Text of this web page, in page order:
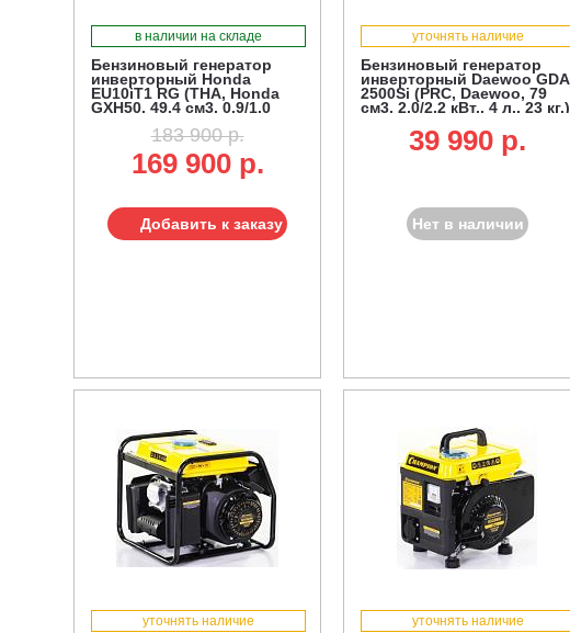
в наличии на складе
Бензиновый генератор
инверторный Honda
EU10iT1 RG (THA, Honda
GXH50, 49.4 см3, 0.9/1.0
183 900 р.
169 900 р.
Добавить к заказу
уточнять наличие
Бензиновый генератор
инверторный Daewoo GDA
2500Si (PRC, Daewoo, 79
см3, 2,0/2,2 кВт., 4 л., 23 кг.)
39 990 p.
Нет в наличии
уточнять наличие уточнять наличие